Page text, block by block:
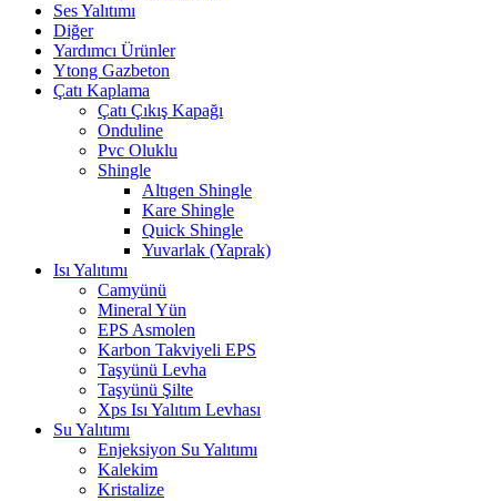
Ses Yalıtımı
Diğer
Yardımcı Ürünler
Ytong Gazbeton
Çatı Kaplama
Çatı Çıkış Kapağı
Onduline
Pvc Oluklu
Shingle
Altıgen Shingle
Kare Shingle
Quick Shingle
Yuvarlak (Yaprak)
Isı Yalıtımı
Camyünü
Mineral Yün
EPS Asmolen
Karbon Takviyeli EPS
Taşyünü Levha
Taşyünü Şilte
Xps Isı Yalıtım Levhası
Su Yalıtımı
Enjeksiyon Su Yalıtımı
Kalekim
Kristalize